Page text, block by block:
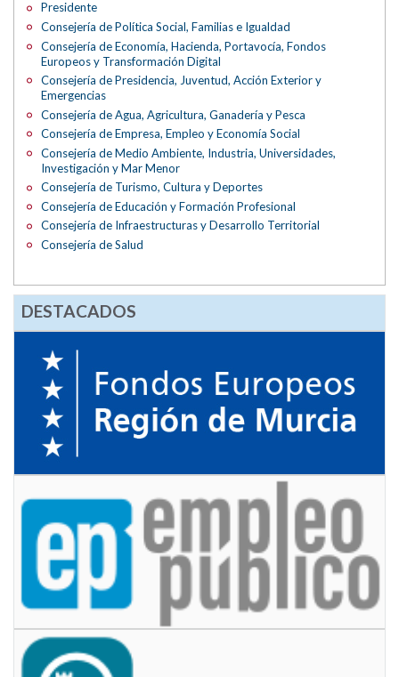
Presidente
Consejería de Política Social, Familias e Igualdad
Consejería de Economía, Hacienda, Portavocía, Fondos
Europeos y Transformación Digital
Consejería de Presidencia, Juventud, Acción Exterior y
Emergencias
Consejería de Agua, Agricultura, Ganadería y Pesca
Consejería de Empresa, Empleo y Economía Social
Consejería de Medio Ambiente, Industria, Universidades,
Investigación y Mar Menor
Consejería de Turismo, Cultura y Deportes
Consejería de Educación y Formación Profesional
Consejería de Infraestructuras y Desarrollo Territorial
Consejería de Salud
DESTACADOS